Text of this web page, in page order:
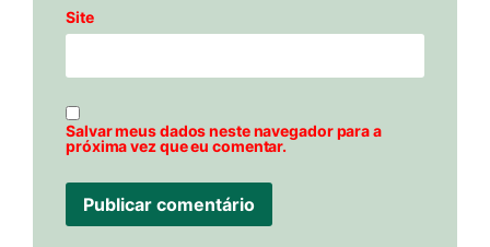
Site
Salvar meus dados neste navegador para a
próxima vez que eu comentar.